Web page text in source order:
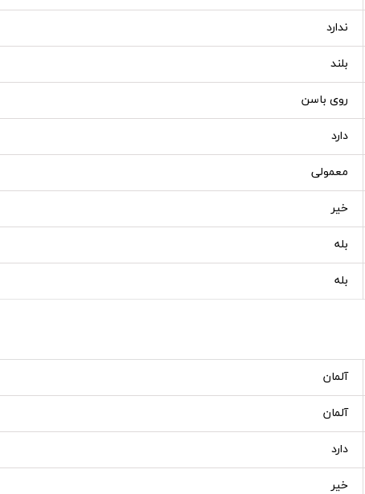
ندارد
بلند
روی باسن
دارد
معمولی
خیر
بله
بله
آلمان
آلمان
دارد
خیر